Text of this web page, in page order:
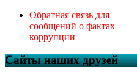
Обратная связь для
сообщений о фактах
коррупции
Сайты наших друзей